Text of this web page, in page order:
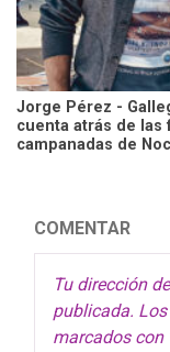
Jorge Pérez -
cuenta atrás de
campanadas de
COMENTAR
Tu dirección
publicada.
marcados con